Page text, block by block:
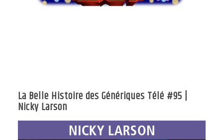
La Belle Histoire des Génériques Télé #95 |
Nicky Larson